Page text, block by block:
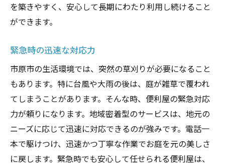
を築きやすく、安心して長期にわたり利用し続けること
ができます。
緊急時の迅速な対応力
市原市の生活環境では、突然の草刈りが必要になること
もあります。特に台風や大雨の後は、庭が雑草で覆われ
てしまうことがあります。そんな時、便利屋の緊急対応
力が頼りになります。地域密着型のサービスは、地元の
ニーズに応じて迅速に対応できるのが強みです。電話一
本で駆けつけ、迅速かつ丁寧な作業でお庭を元の美しさ
に戻します。緊急時でも安心して任せられる便利屋は、